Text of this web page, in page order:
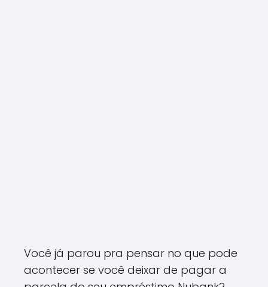
Você já parou pra pensar no que pode
acontecer se você deixar de pagar a